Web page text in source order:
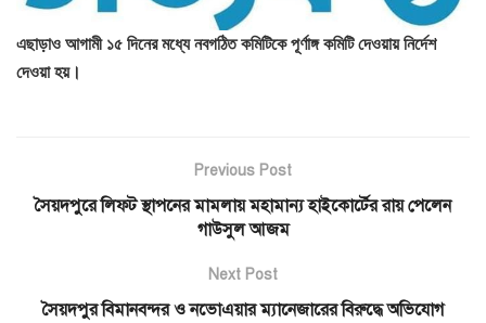
এছাড়াও আগামী ১৫ দিনের মধ্যে নবগঠিত কমিটিকে পূর্ণাঙ্গ কমিটি দেওয়ায় নির্দেশ
দেওয়া হয়।
Previous Post
সৈয়দপুরে লিফ্ট স্থাপনের মামলায় মহামান্য হাইকোর্টের রায় পেলেন
গাউসুল আজম
Next Post
সৈয়দপুর বিমানবন্দর ও নভোএয়ার ম্যানেজারের বিরুদ্ধে অভিযোগ